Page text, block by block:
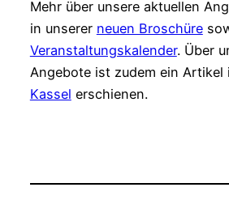
Mehr über unsere aktuellen
in unserer neuen Broschüre
Veranstaltungskalender. Über
Angebote ist zudem ein Artikel
Kassel erschienen.